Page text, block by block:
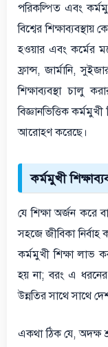
পরিকল্পিত এবং
বিশ্বের
হওয়ার এবং কর্মের
ফ্রান্স, জার্মানি,
শিক্ষাব্যবস্থা চালু
বিজ্ঞানভিত্তিক
আরোহণ করেছে।
কর্মমুখী
যে শিক্ষা অর্জন করে
সহজে জীবিকা নির্বাহ
কর্মমুখী শিক্ষা লাভ
হয় না; বরং এ ধরনের
উন্নতির সাথে সাথে
একথা ঠিক যে, অদক্ষ